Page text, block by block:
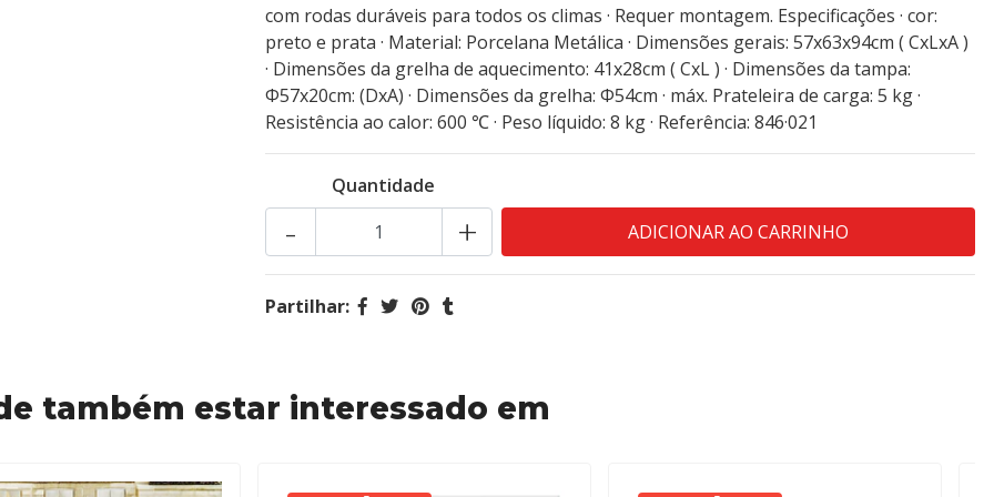
com rodas duráveis para todos os climas · Requer montagem. Especificações · cor:
preto e prata · Material: Porcelana Metálica · Dimensões gerais: 57x63x94cm ( CxLxA )
· Dimensões da grelha de aquecimento: 41x28cm ( CxL ) · Dimensões da tampa:
Φ57x20cm: (DxA) · Dimensões da grelha: Φ54cm · máx. Prateleira de carga: 5 kg ·
Resistência ao calor: 600 ℃ · Peso líquido: 8 kg · Referência: 846·021
Quantidade
+
-
Partilhar:
também estar interessado em